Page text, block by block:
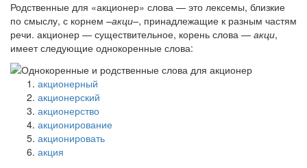
Родственные для «акционер» слова — это лексемы, близкие
по смыслу, с корнем –акци–, принадлежащие к разным частям
речи. акционер — существительное, корень слова — акци,
имеет следующие однокоренные слова:
акционерный
акционерский
акционерство
акционирование
акционировать
акция